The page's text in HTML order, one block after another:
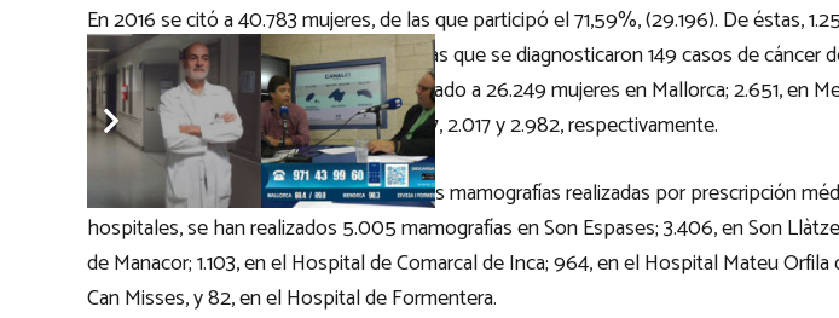
En 2016 se citó a 40.783 mujeres, de las que participó el 71,59%, (29.196). De éstas,
exploraciones complementarias, entre las que se diagnosticaron 149 casos de cáncer
primeros nueve meses de 2017 se ha citado a 26.249 mujeres en Mallorca; 2.651, en
Eivissa y Formentera, participando 16.797, 2.017 y 2.982, respectivamente.
Entre enero y septiembre de este año las mamografías realizadas por prescripción
hospitales, se han realizados 5.005 mamografías en Son Espases; 3.406, en Son
de Manacor; 1.103, en el Hospital de Comarcal de Inca; 964, en el Hospital Mateu Orfila
Can Misses, y 82, en el Hospital de Formentera.